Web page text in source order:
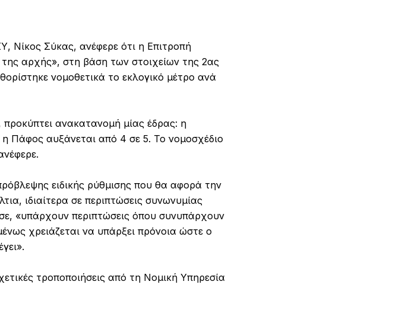
Νίκος Σύκας, ανέφερε ότι η Επιτροπή
της αρχής», στη βάση των στοιχείων της 2ας
νομοθετικά το εκλογικό μέτρο ανά
ανακατανομή μίας έδρας: η
η Πάφος αυξάνεται από 4 σε 5. Το νομοσχέδιο
ειδικής ρύθμισης που θα αφορά την
ιδιαίτερα σε περιπτώσεις συνωνυμίας
«υπάρχουν περιπτώσεις όπου συνυπάρχουν
χρειάζεται να υπάρξει πρόνοια ώστε ο
τροποποιήσεις από τη Νομική Υπηρεσία